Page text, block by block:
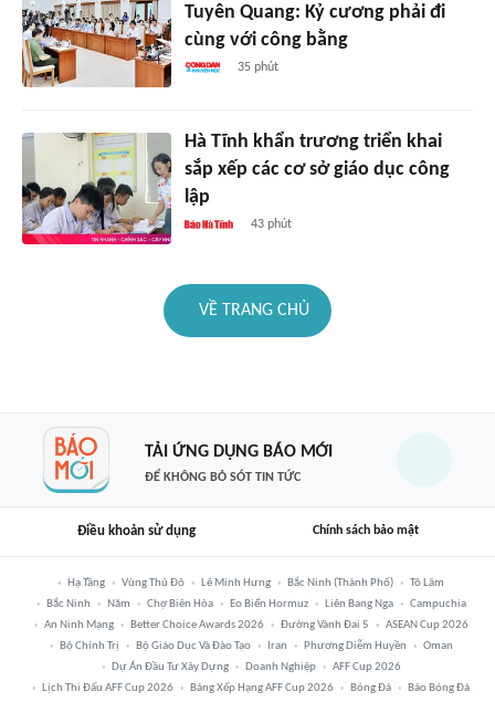
Tuyên Quang: Kỷ cương phải đi
cùng với công bằng
35 phút
Hà Tĩnh khẩn trương triển khai
sắp xếp các cơ sở giáo dục công
lập
43 phút
VỀ TRANG CHỦ
TẢI ỨNG DỤNG BÁO MỚI
ĐỂ KHÔNG BỎ SÓT TIN TỨC
Điều khoản sử dụng Chính sách bảo mật
Hạ Tầng Vùng Thủ Đô Lê Minh Hưng Bắc Ninh (thành Phố)
Tô Lâm
Bắc Ninh
Năm Chợ Biên Hòa Eo Biển Hormuz Liên Bang Nga
Campuchia
An Ninh Mạng
Better Choice Awards 2026 Đường Vành Đai 5
ASEAN Cup 2026
Bộ Chính Trị
Bộ Giáo Dục Và Đào Tạo Iran Phương Diễm Huyền
Oman
Dự Án Đầu Tư Xây Dựng
Doanh Nghiệp
AFF Cup 2026
Lịch Thi Đấu AFF Cup 2026
Bảng Xếp Hạng AFF Cup 2026 Bóng Đá
Báo Bóng Đá